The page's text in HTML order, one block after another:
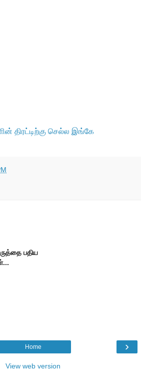
திரட்டிற்கு செல்ல இங்கே
பதிய
›
Home
View web version